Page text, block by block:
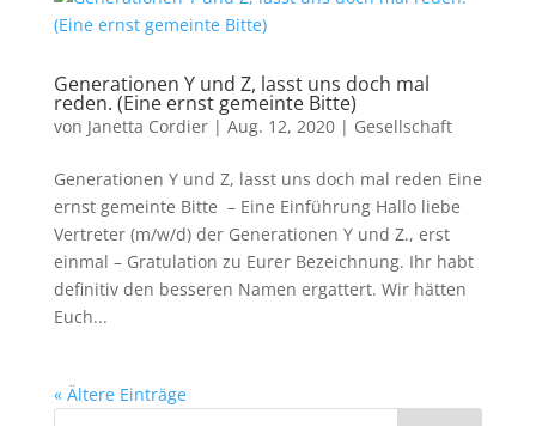
Generationen Y und Z, lasst uns doch mal
reden. (Eine ernst gemeinte Bitte)
von Janetta Cordier| Aug. 12, 2020| Gesellschaft
Generationen Y und Z, lasst uns doch mal reden Eine
ernst gemeinte Bitte – Eine Einführung Hallo liebe
Vertreter (m/w/d) der Generationen Y und Z., erst
einmal – Gratulation zu Eurer Bezeichnung. Ihr habt
definitiv den besseren Namen ergattert. Wir hätten
Euch...
« Ältere Einträge